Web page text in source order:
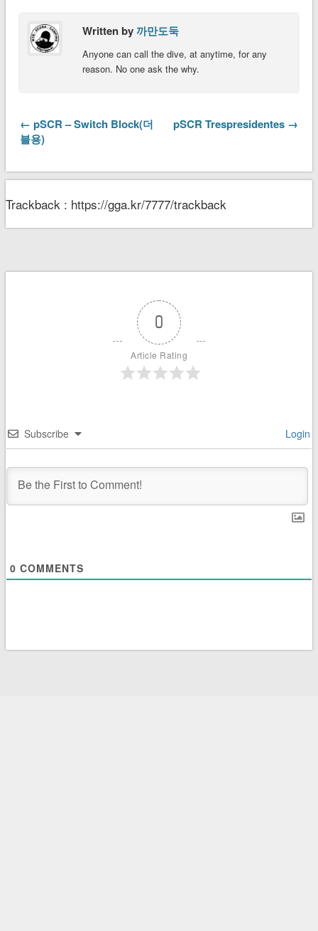
Written by까만도둑
Anyone can call the dive, at anytime, for any
reason. No one ask the why.
← pSCR – Switch Block(더
블용)
pSCR Trespresidentes →
Trackback : https://gga.kr/7777/trackback
0
Article Rating
Subscribe Login
0 COMMENTS